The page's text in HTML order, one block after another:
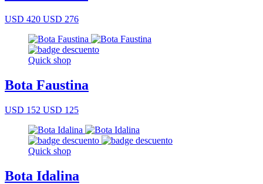
USD 420 USD 276
Quick shop
Bota Faustina
USD 152 USD 125
Quick shop
Bota Idalina